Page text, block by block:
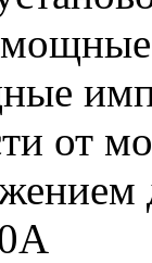
от